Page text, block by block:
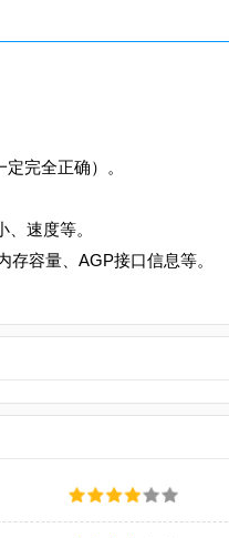
完全正确）。
、速度等。
容量、AGP接口信息等。